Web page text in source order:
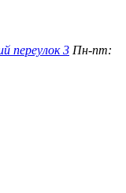
переулок 3 Пн-пт: